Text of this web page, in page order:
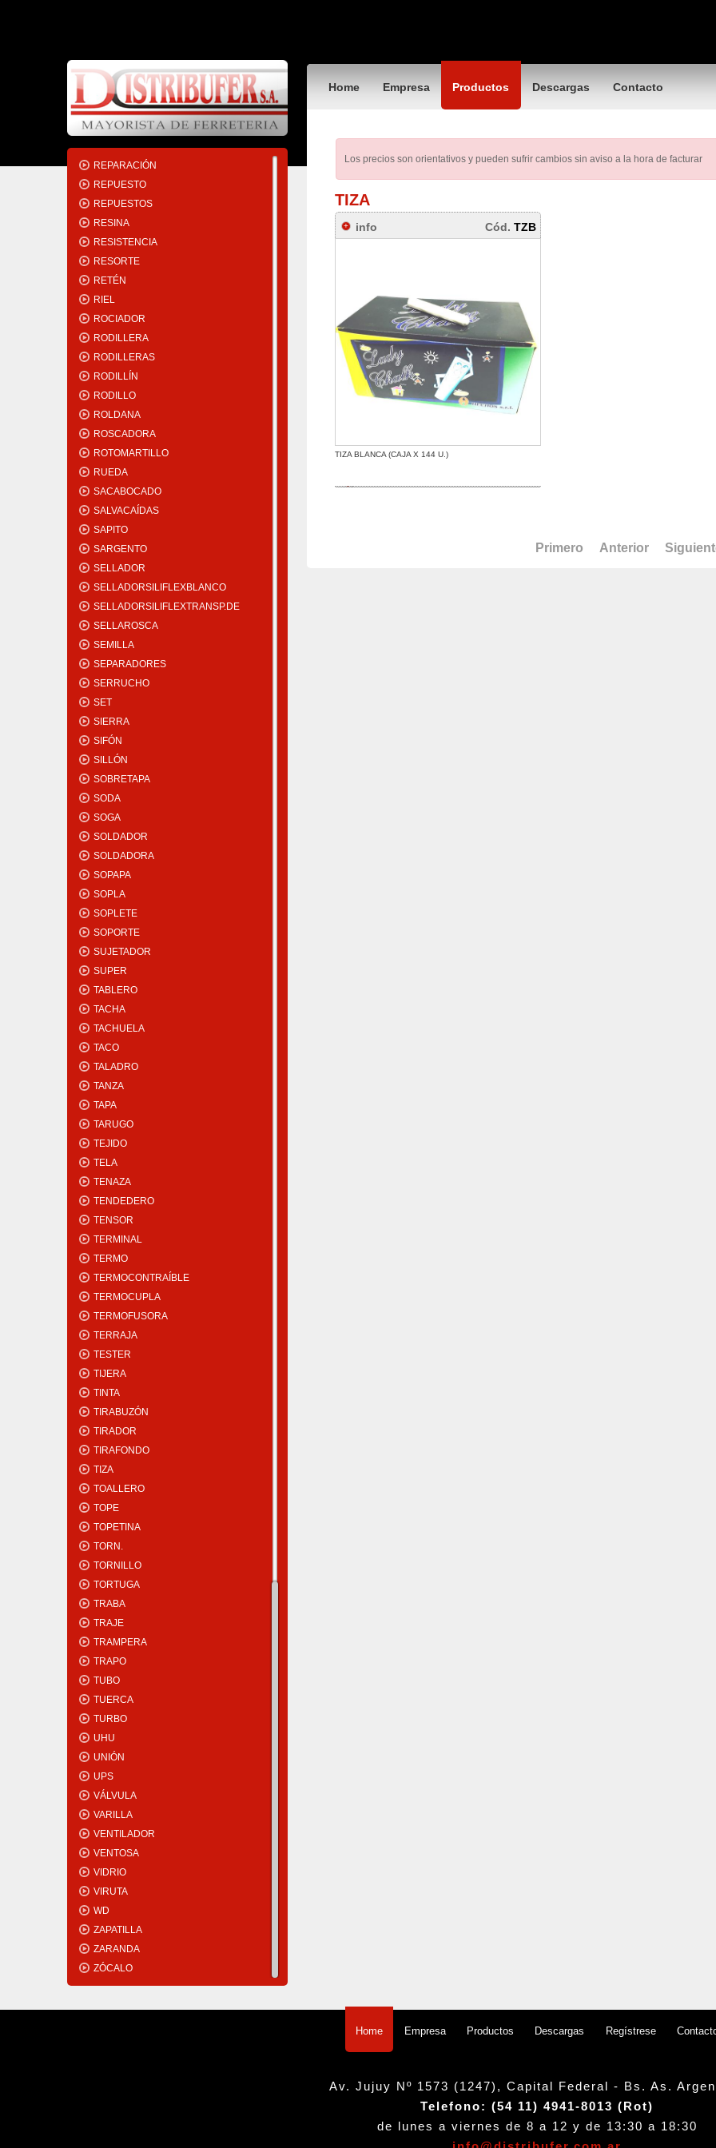
REJA
REJILLA
REMACHADORA
REMACHE
RENOVADOR
REPARACIÓN
REPUESTO
REPUESTOS
RESINA
RESISTENCIA
RESORTE
RETÉN
RIEL
ROCIADOR
RODILLERA
RODILLERAS
RODILLÍN
RODILLO
ROLDANA
ROSCADORA
ROTOMARTILLO
RUEDA
SACABOCADO
SALVACAÍDAS
SAPITO
SARGENTO
SELLADOR
SELLADORSILIFLEXBLANCO
SELLADORSILIFLEXTRANSP.DE
SELLAROSCA
SEMILLA
SEPARADORES
SERRUCHO
SET
SIERRA
SIFÓN
SILLÓN
SOBRETAPA
SODA
SOGA
SOLDADOR
SOLDADORA
SOPAPA
SOPLA
SOPLETE
SOPORTE
SUJETADOR
SUPER
TABLERO
TACHA
TACHUELA
TACO
TALADRO
TANZA
TAPA
TARUGO
TEJIDO
TELA
TENAZA
TENDEDERO
TENSOR
TERMINAL
TERMO
TERMOCONTRAÍBLE
TERMOCUPLA
TERMOFUSORA
TERRAJA
TESTER
TIJERA
TINTA
TIRABUZÓN
TIRADOR
TIRAFONDO
TIZA
TOALLERO
TOPE
TOPETINA
TORN.
TORNILLO
TORTUGA
TRABA
TRAJE
TRAMPERA
TRAPO
TUBO
TUERCA
TURBO
UHU
UNIÓN
UPS
VÁLVULA
VARILLA
VENTILADOR
VENTOSA
VIDRIO
VIRUTA
WD
ZAPATILLA
ZARANDA
ZÓCALO
Home Empresa Productos Descargas Contacto
Los precios son orientativos y pueden sufrir cambios sin aviso a la hora de facturar
TIZA
info Cód. TZB
TIZA BLANCA (CAJA X 144 U.)
Primero Anterior
Home Empresa Productos Descargas Regístrese
Av. Jujuy Nº 1573 (1247), Capital Federal - Bs. As.
Telefono: (54 11) 4941-8013 (Rot)
de lunes a viernes de 8 a 12 y de 13:30 a 18:30